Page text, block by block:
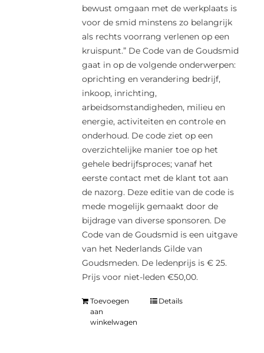
bewust omgaan met de werkplaats is
voor de smid minstens zo belangrijk
als rechts voorrang verlenen op een
kruispunt.” De Code van de Goudsmid
gaat in op de volgende onderwerpen:
oprichting en verandering bedrijf,
inkoop, inrichting,
arbeidsomstandigheden, milieu en
energie, activiteiten en controle en
onderhoud. De code ziet op een
overzichtelijke manier toe op het
gehele bedrijfsproces; vanaf het
eerste contact met de klant tot aan
de nazorg. Deze editie van de code is
mede mogelijk gemaakt door de
bijdrage van diverse sponsoren. De
Code van de Goudsmid is een uitgave
van het Nederlands Gilde van
Goudsmeden. De ledenprijs is € 25.
Prijs voor niet-leden €50,00.
Toevoegen
aan
winkelwagen
Details